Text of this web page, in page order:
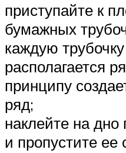
приступайте к
бумажных
каждую
располагается
принципу
ряд;
наклейте на дно
и пропустите ее